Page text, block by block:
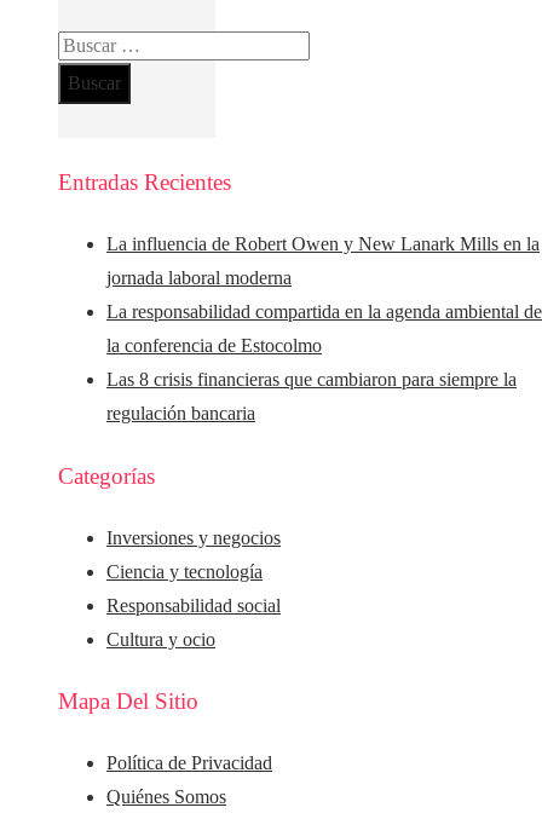
Buscar:
Entradas Recientes
La influencia de Robert Owen y New Lanark Mills en la
jornada laboral moderna
La responsabilidad compartida en la agenda ambiental
la conferencia de Estocolmo
Las 8 crisis financieras que cambiaron para siempre la
regulación bancaria
Categorías
Inversiones y negocios
Ciencia y tecnología
Responsabilidad social
Cultura y ocio
Mapa Del Sitio
Política de Privacidad
Quiénes Somos